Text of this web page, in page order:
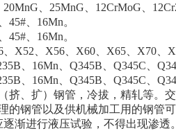
、25MnG、12CrMoG、
45#、16Mn。
45#、16Mn。
X52、X56、X60、X65、X70、
、16Mn、Q345B、Q345C、
、16Mn、Q345B、Q345C、
挤、扩）钢管，冷拔，精轧等。
的钢管以及供机械加工用的钢管
渐进行液压试验，不得出现渗透